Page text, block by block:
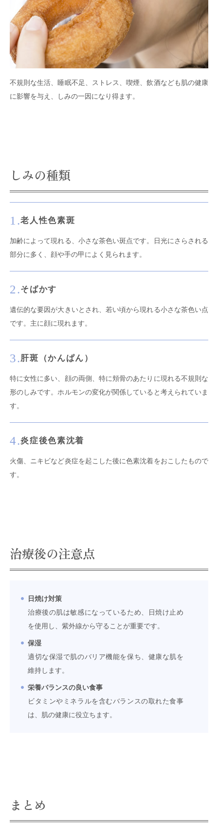
不規則な生活、睡眠不足、ストレス、喫煙、飲酒なども肌の健康
に影響を与え、しみの一因になり得ます。
しみの種類
1.老人性色素斑
加齢によって現れる、小さな茶色い斑点です。日光にさらされる
部分に多く、顔や手の甲によく見られます。
2.そばかす
遺伝的な要因が大きいとされ、若い頃から現れる小さな茶色い点
です。主に顔に現れます。
3.肝斑（かんぱん）
特に女性に多い、顔の両側、特に頬骨のあたりに現れる不規則な
形のしみです。ホルモンの変化が関係していると考えられていま
す。
4.炎症後色素沈着
火傷、ニキビなど炎症を起こした後に色素沈着をおこしたもので
す。
治療後の注意点
日焼け対策
治療後の肌は敏感になっているため、日焼け止め
を使用し、紫外線から守ることが重要です。
保湿
適切な保湿で肌のバリア機能を保ち、健康な肌を
維持します。
栄養バランスの良い食事
ビタミンやミネラルを含むバランスの取れた食事
は、肌の健康に役立ちます。
まとめ